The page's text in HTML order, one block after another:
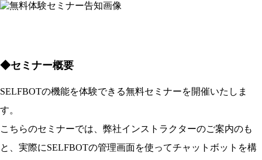
◆セミナー概要
SELFBOTの機能を体験できる無料セミナーを開催いたしま
す。
こちらのセミナーでは、弊社インストラクターのご案内のも
と、実際にSELFBOTの管理画面を使ってチャットボットを構